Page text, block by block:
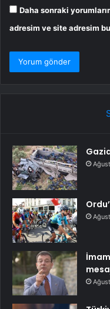
Daha sonraki
adresim ve site adresim